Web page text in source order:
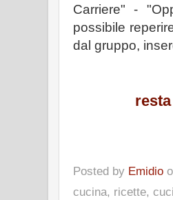
Carriere" -
possibile
dal gruppo,
Posted by Emidio
cucina, ricette,